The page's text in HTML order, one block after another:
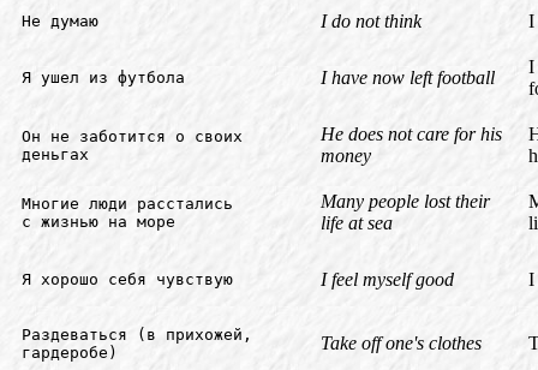
Не думаю I do not think I
Я ушел из футбола I have now left football
I
Он не заботится о своих
деньгах
He does not care for his
money
Многие люди расстались
с жизнью на море
Many people lost their
life at sea
Я хорошо себя чувствую I feel myself good I
Раздеваться (в прихожей,
гардеробе)
Take off one's clothes